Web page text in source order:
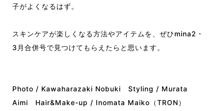
子がよくなるはず。
スキンケアが楽しくなる方法やアイテムを、ぜひmina2・
3月合併号で見つけてもらえたらと思います。
Photo / Kawaharazaki Nobuki Styling / Murata
Aimi Hair&Make-up / Inomata Maiko（TRON）